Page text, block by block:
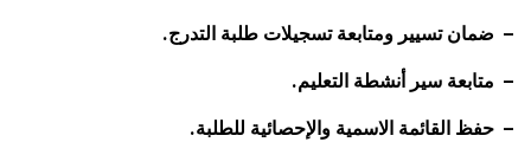
– ضمان تسيير ومتابعة تسجيلات طلبة التدرج.
– متابعة سير أنشطة التعليم.
– حفظ القائمة الاسمية والإحصائية للطلبة.